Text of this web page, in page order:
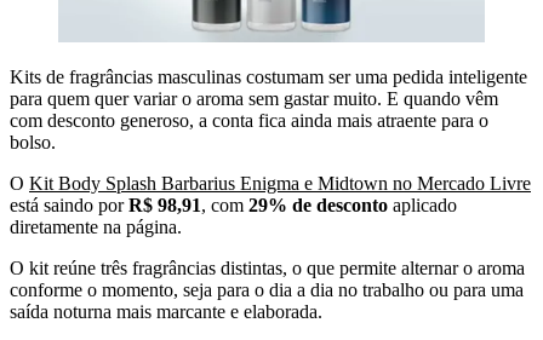
Kits de fragrâncias masculinas costumam ser uma pedida inteligente
para quem quer variar o aroma sem gastar muito. E quando vêm
com desconto generoso, a conta fica ainda mais atraente para o
bolso.
O Kit Body Splash Barbarius Enigma e Midtown no Mercado Livre
está saindo porR$ 98,91, com 29% de desconto aplicado
diretamente na página.
O kit reúne três fragrâncias distintas, o que permite alternar o aroma
conforme o momento, seja para o dia a dia no trabalho ou para uma
saída noturna mais marcante e elaborada.